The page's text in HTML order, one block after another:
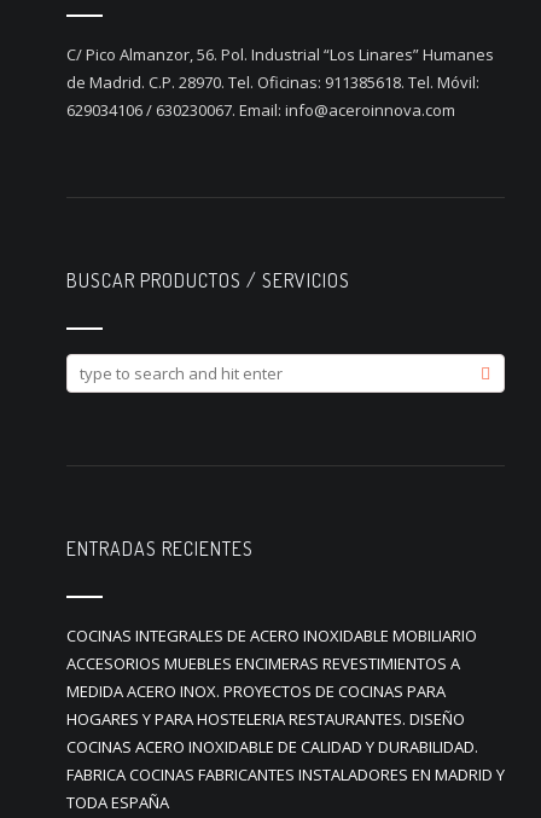
C/ Pico Almanzor, 56. Pol. Industrial “Los Linares” Humanes
de Madrid. C.P. 28970. Tel. Oficinas: 911385618. Tel. Móvil:
629034106 / 630230067. Email: info@aceroinnova.com
BUSCAR PRODUCTOS / SERVICIOS
ENTRADAS RECIENTES
COCINAS INTEGRALES DE ACERO INOXIDABLE MOBILIARIO
ACCESORIOS MUEBLES ENCIMERAS REVESTIMIENTOS A
MEDIDA ACERO INOX. PROYECTOS DE COCINAS PARA
HOGARES Y PARA HOSTELERIA RESTAURANTES. DISEÑO
COCINAS ACERO INOXIDABLE DE CALIDAD Y DURABILIDAD.
FABRICA COCINAS FABRICANTES INSTALADORES EN MADRID Y
TODA ESPAÑA